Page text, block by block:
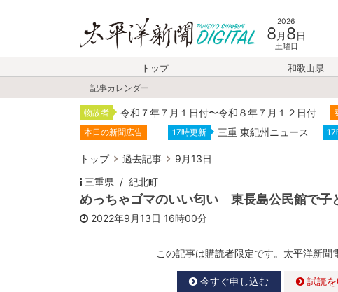
2026
8 月 8日
土曜日
トップ 和歌山県
記事カレンダー
物故者 令和７年７月１日付〜令和８年７月１２日付
本日の新聞広告 17時更新 三重 東紀州ニュース 17
トップ 過去記事
9月13日
三重県
紀北町
めっちゃゴマのいい匂い 東長島公民館で子
2022年9月13日 16時00分
この記事は購読者限定です。太平洋新聞
今すぐ申し込む 試読